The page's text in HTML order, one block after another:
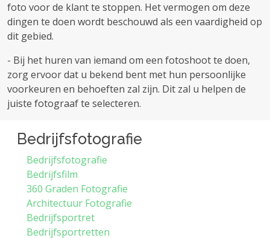
foto voor de klant te stoppen. Het vermogen om deze
dingen te doen wordt beschouwd als een vaardigheid op
dit gebied.
- Bij het huren van iemand om een ​​fotoshoot te doen,
zorg ervoor dat u bekend bent met hun persoonlijke
voorkeuren en behoeften zal zijn. Dit zal u helpen de
juiste fotograaf te selecteren.
Bedrijfsfotografie
Bedrijfsfotografie
Bedrijfsfilm
360 Graden Fotografie
Architectuur Fotografie
Bedrijfsportret
Bedrijfsportretten